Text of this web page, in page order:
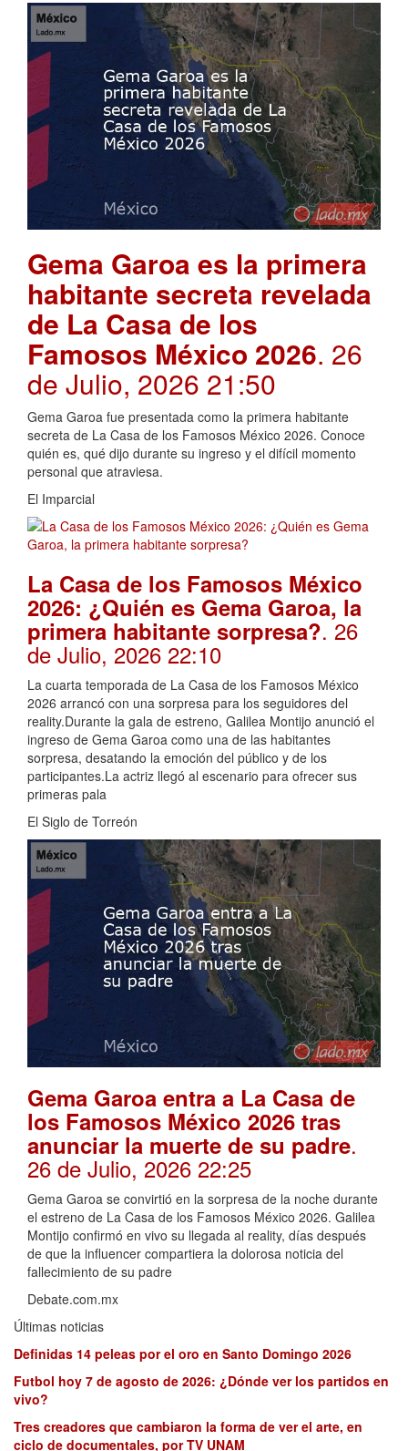
Gema Garoa es la primera
habitante secreta revelada
de La Casa de los
Famosos México 2026. 26
de Julio, 2026 21:50
Gema Garoa fue presentada como la primera habitante
secreta de La Casa de los Famosos México 2026. Conoce
quién es, qué dijo durante su ingreso y el difícil momento
personal que atraviesa.
El Imparcial
La Casa de los Famosos México
2026: ¿Quién es Gema Garoa, la
primera habitante sorpresa?. 26
de Julio, 2026 22:10
La cuarta temporada de La Casa de los Famosos México
2026 arrancó con una sorpresa para los seguidores del
reality.Durante la gala de estreno, Galilea Montijo anunció el
ingreso de Gema Garoa como una de las habitantes
sorpresa, desatando la emoción del público y de los
participantes.La actriz llegó al escenario para ofrecer sus
primeras pala
El Siglo de Torreón
Gema Garoa entra a La Casa de
los Famosos México 2026 tras
anunciar la muerte de su padre.
26 de Julio, 2026 22:25
Gema Garoa se convirtió en la sorpresa de la noche durante
el estreno de La Casa de los Famosos México 2026. Galilea
Montijo confirmó en vivo su llegada al reality, días después
de que la influencer compartiera la dolorosa noticia del
fallecimiento de su padre
Debate.com.mx
Últimas noticias
Definidas 14 peleas por el oro en Santo Domingo 2026
Futbol hoy 7 de agosto de 2026: ¿Dónde ver los partidos en
vivo?
Tres creadores que cambiaron la forma de ver el arte, en
ciclo de documentales, por TV UNAM